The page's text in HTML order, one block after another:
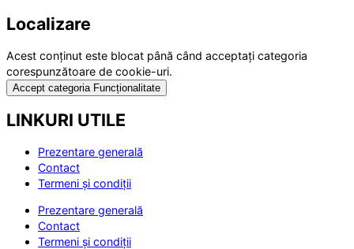
Localizare
Acest conținut este blocat până când acceptați categoria
corespunzătoare de cookie-uri.
Accept categoria Funcționalitate
LINKURI UTILE
Prezentare generală
Contact
Termeni și condiții
Prezentare generală
Contact
Termeni și condiții